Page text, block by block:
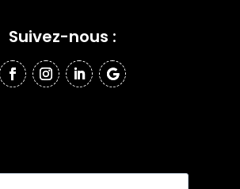
Suivez-nous :